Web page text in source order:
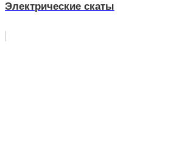
Электрические скаты